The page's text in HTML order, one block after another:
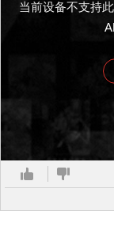
当前设备不支持